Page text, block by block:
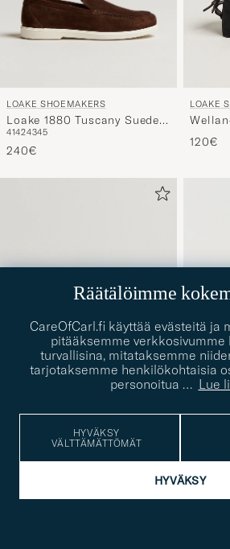
LOAKE SHOEMAKERS
Loake 1880 Tuscany Suede
Loafer Chocolate
41424345
240€
LOAKE
120€
LOAKE SHOEMAKERS
Tuscany Suede Loafer
240€
LOAKE
Harry
Dark
140€
Räätälöimme
CareOfCarl.fi käyttää evästeitä ja
pitääksemme verkkosivumme
turvallisina, mitataksemme
tarjotaksemme henkilökohtaisia
personoitua … Lue
HYVÄKSY
VÄLTTÄMÄTTÖMÄT
HYVÄKSY